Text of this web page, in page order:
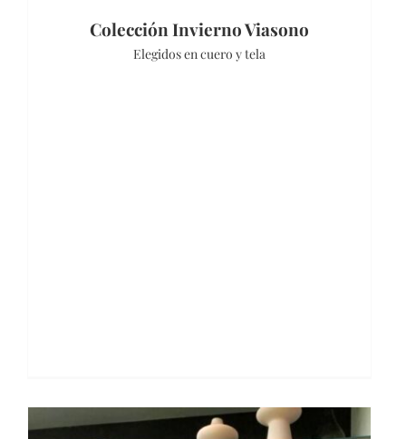
Colección Invierno Viasono
Elegidos en cuero y tela